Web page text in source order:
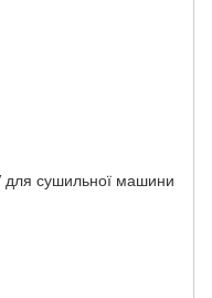
сушильної машини